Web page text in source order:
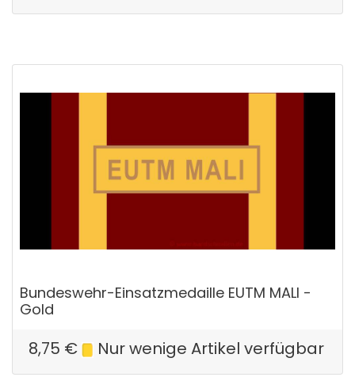
Bundeswehr-Einsatzmedaille EUTM MALI -
Gold
8,75 € Nur wenige Artikel verfügbar